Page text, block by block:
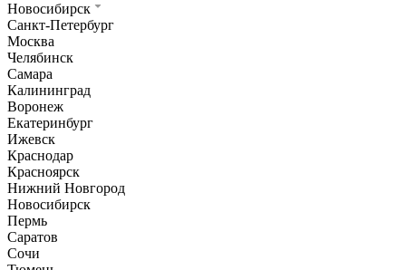
Новосибирск
Санкт-Петербург
Москва
Челябинск
Самара
Калининград
Воронеж
Екатеринбург
Ижевск
Краснодар
Красноярск
Нижний Новгород
Новосибирск
Пермь
Саратов
Сочи